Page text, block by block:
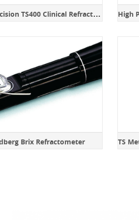
H
igh Precision TS400 Clinical Refractometer
Brix Refractometer